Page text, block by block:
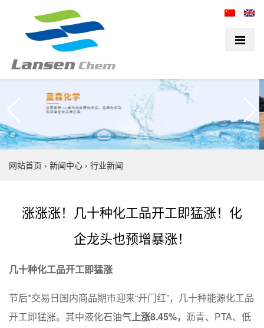
网站首页 › 新闻中心 › 行业新闻
涨涨涨！几十种化工品开工即猛涨！化
企龙头也预增暴涨！
几十种化工品开工即猛涨
节后*交易日国内商品期市迎来“开门红”，几十种能源化工品
开工即猛涨。其中液化石油气上涨8.45%， 沥青、PTA、低